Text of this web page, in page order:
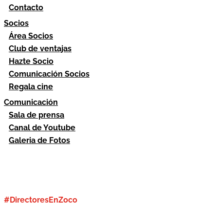
Contacto
Socios
Área Socios
Club de ventajas
Hazte Socio
Comunicación Socios
Regala cine
Comunicación
Sala de prensa
Canal de Youtube
Galeria de Fotos
#DirectoresEnZoco